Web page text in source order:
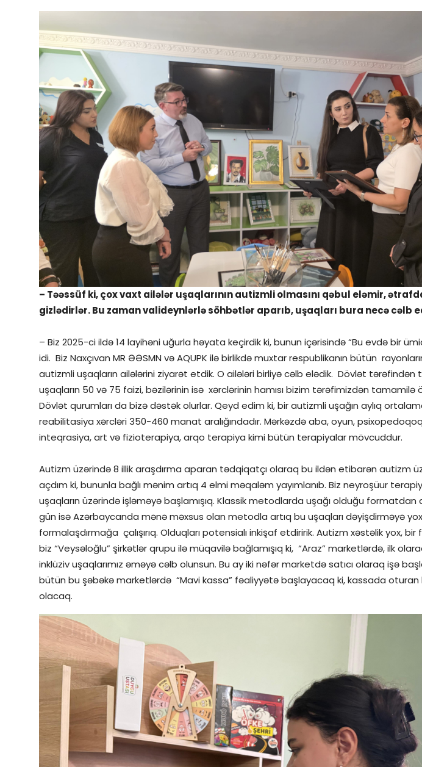
– Təəssüf ki, çox vaxt ailələr uşaqlarının autizmli olmasını qəbul eləmir,
gizlədirlər. Bu zaman valideynlərlə söhbətlər aparıb, uşaqları bura necə cəlb
– Biz 2025-ci ildə 14 layihəni uğurla həyata keçirdik ki, bunun içərisində “Bu evdə bir
idi. Biz Naxçıvan MR ƏƏSMN və AQUPK ilə birlikdə muxtar respublikanın bütün
autizmli uşaqların ailələrini ziyarət etdik. O ailələri birliyə cəlb elədik. Dövlət
uşaqların 50 və 75 faizi, bəzilərinin isə xərclərinin hamısı bizim tərəfimizdən tamamilə
Dövlət qurumları da bizə dəstək olurlar. Qeyd edim ki, bir autizmli uşağın aylıq
reabilitasiya xərcləri 350-460 manat aralığındadır. Mərkəzdə aba, oyun,
inteqrasiya, art və fizioterapiya, arqo terapiya kimi bütün terapiyalar mövcuddur.
Autizm üzərində 8 illik araşdırma aparan tədqiqatçı olaraq bu ildən etibarən autizm
açdım ki, bununla bağlı mənim artıq 4 elmi məqaləm yayımlanıb. Biz neyroşüur
uşaqların üzərində işləməyə başlamışıq. Klassik metodlarda uşağı olduğu formatdan
gün isə Azərbaycanda mənə məxsus olan metodla artıq bu uşaqları dəyişdirməyə
formalaşdırmağa çalışırıq. Olduqları potensialı inkişaf etdiririk. Autizm xəstəlik yox, bir
biz “Veysəloğlu” şirkətlər qrupu ilə müqavilə bağlamışıq ki, “Araz” marketlərdə, ilk
inklüziv uşaqlarımız əməyə cəlb olunsun. Bu ay iki nəfər marketdə satıcı olaraq işə
bütün bu şəbəkə marketlərdə “Mavi kassa” fəaliyyətə başlayacaq ki, kassada
olacaq.